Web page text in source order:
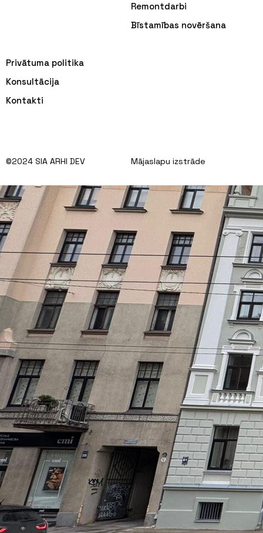
Remontdarbi
Bīstamības novēršana
Privātuma politika
Konsultācija
Kontakti
©2024 SIA ARHI DEV Mājaslapu izstrāde